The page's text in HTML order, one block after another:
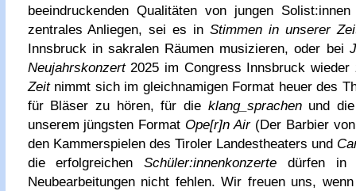
beeindruckenden Qualitäten von jungen
zentrales Anliegen, sei es in Stimmen in unserer
Innsbruck in sakralen Räumen musizieren, oder bei
Neujahrskonzert2025 im Congress Innsbruck
Zeit nimmt sich im gleichnamigen Format heuer des
für Bläser zu hören, für die klang_sprachenund die
unserem jüngsten Format Ope[r]n Air(Der Barbier
den Kammerspielen des Tiroler Landestheaters und
die erfolgreichenSchüler:innenkonzerte dürfen in
Neubearbeitungen nicht fehlen. Wir freuen uns,